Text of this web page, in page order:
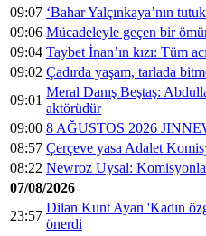
09:07 ‘Bahar Yalçınkaya’nın
09:06 Mücadeleyle geçen bir
09:04 Taybet İnan’ın kızı: Tüm
09:02 Çadırda yaşam, tarlada
09:01
Meral Danış Beştaş:
aktörüdür
09:00 8 AĞUSTOS 2026
08:57 Çerçeve yasa Adalet
08:22 Newroz Uysal:
07/08/2026
23:57
Dilan Kunt Ayan 'Kadın
önerdi